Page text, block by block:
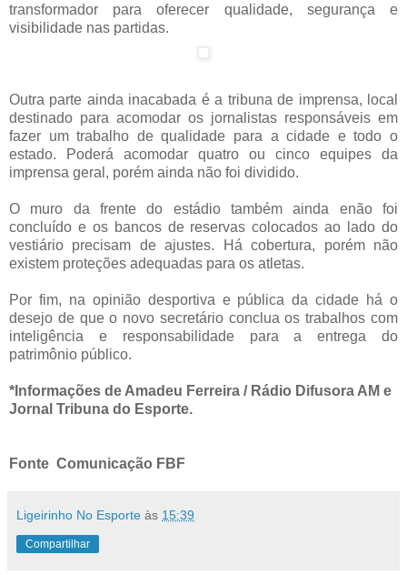
transformador para oferecer qualidade, segurança e
visibilidade nas partidas.
Outra parte ainda inacabada é a tribuna de imprensa, local
destinado para acomodar os jornalistas responsáveis em
fazer um trabalho de qualidade para a cidade e todo o
estado. Poderá acomodar quatro ou cinco equipes da
imprensa geral, porém ainda não foi dividido.
O muro da frente do estádio também ainda enão foi
concluído e os bancos de reservas colocados ao lado do
vestiário precisam de ajustes. Há cobertura, porém não
existem proteções adequadas para os atletas.
Por fim, na opinião desportiva e pública da cidade há o
desejo de que o novo secretário conclua os trabalhos com
inteligência e responsabilidade para a entrega do
patrimônio público.
*Informações de Amadeu Ferreira / Rádio Difusora AM e
Jornal Tribuna do Esporte.
Fonte Comunicação FBF
Ligeirinho No Esporte às 15:39
Compartilhar